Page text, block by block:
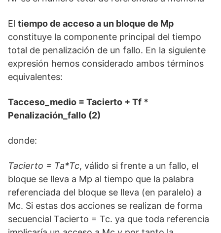
El tiempo de acceso a un bloque de Mp
constituye la componente principal del tiempo
total de penalización de un fallo. En la siguiente
expresión hemos considerado ambos términos
equivalentes:
Tacceso_medio = Tacierto + Tf *
Penalización_fallo (2)
donde:
Tacierto = Ta*Tc, válido si frente a un fallo, el
bloque se lleva a Mp al tiempo que la palabra
referenciada del bloque se lleva (en paralelo) a
Mc. Si estas dos acciones se realizan de forma
secuencial Tacierto = Tc. ya que toda referencia